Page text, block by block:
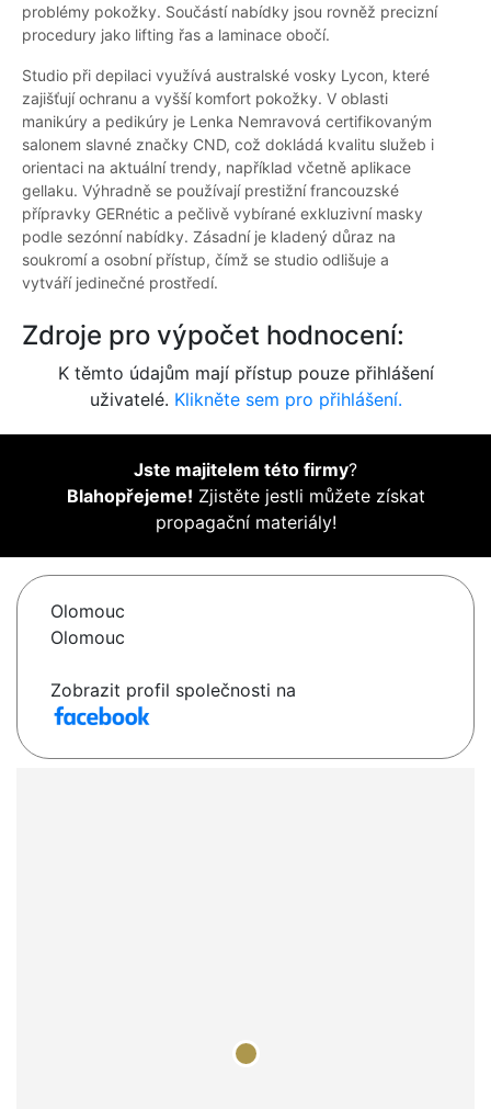
problémy pokožky. Součástí nabídky jsou rovněž precizní
procedury jako lifting řas a laminace obočí.
Studio při depilaci využívá australské vosky Lycon, které
zajišťují ochranu a vyšší komfort pokožky. V oblasti
manikúry a pedikúry je Lenka Nemravová certifikovaným
salonem slavné značky CND, což dokládá kvalitu služeb i
orientaci na aktuální trendy, například včetně aplikace
gellaku. Výhradně se používají prestižní francouzské
přípravky GERnétic a pečlivě vybírané exkluzivní masky
podle sezónní nabídky. Zásadní je kladený důraz na
soukromí a osobní přístup, čímž se studio odlišuje a
vytváří jedinečné prostředí.
Zdroje pro výpočet hodnocení:
K těmto údajům mají přístup pouze přihlášení
uživatelé. Klikněte sem pro přihlášení.
Jste majitelem této firmy?
Blahopřejeme! Zjistěte jestli můžete získat
propagační materiály!
Olomouc
Olomouc
Zobrazit profil společnosti na